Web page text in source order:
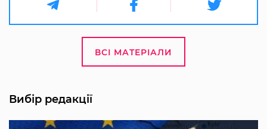
ВСІ МАТЕРІАЛИ
Вибір редакції